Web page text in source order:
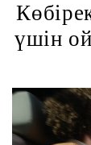
үшін